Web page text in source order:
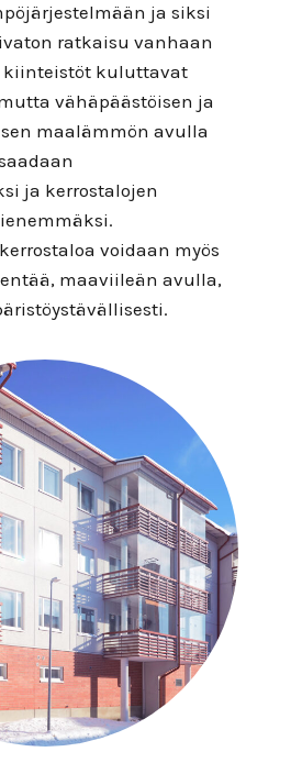
ja siksi
ratkaisu vanhaan
kiinteistöt kuluttavat
vähäpäästöisen ja
maalämmön avulla
ja kerrostalojen
voidaan myös
maaviileän avulla,